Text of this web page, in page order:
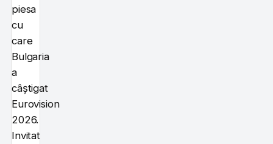
piesa
cu
care
Bulgaria
a
câștigat
Eurovision
2026.
Invitat